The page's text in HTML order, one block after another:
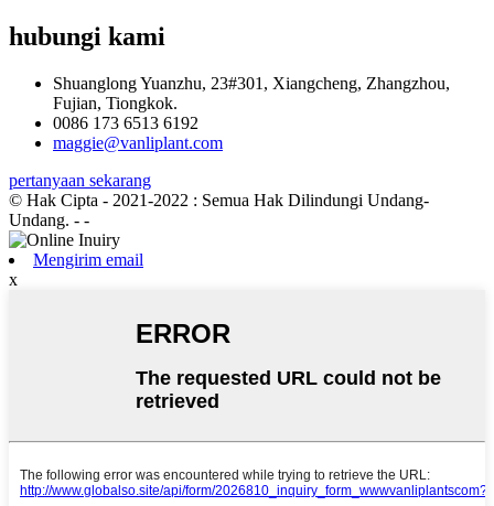
hubungi kami
Shuanglong Yuanzhu, 23#301, Xiangcheng, Zhangzhou,
Fujian, Tiongkok.
0086 173 6513 6192
maggie@vanliplant.com
pertanyaan sekarang
© Hak Cipta - 2021-2022 : Semua Hak Dilindungi Undang-
Undang. - -
Mengirim email
x